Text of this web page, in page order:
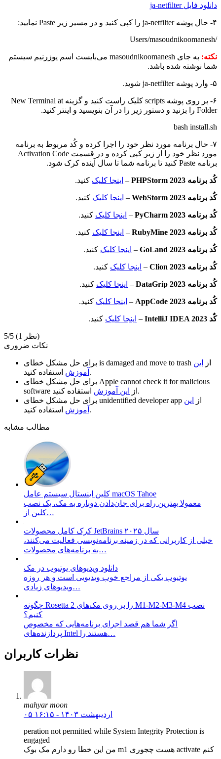
دانلود فایل ja-netfilter
۴- حال پوشه ja-netfilter را کپی کنید و در مسیر زیر Paste نمایید:
/Users/masoudnikoomanesh
نکته:
به جای masoudnikoomanesh می‌بایست اسم یوزرنیم سیستم
شما نوشته شده باشد.
۵- وارد پوشه ja-netfilter شوید.
۶- بر روی پوشه scripts کلیک راست کنید و گزینه New Terminal at
Folder را بزنید و دستور زیر را در آن بنویسید و اینتر کنید.
bash install.sh
۷- حال برنامه مورد نظر خود را اجرا کرده و کُد مربوط به برنامه
مورد نظر خود را از زیر کپی کرده و در قسمت Activation Code
برنامه Paste کنید تا برنامه شما تا سال آینده کرک شود.
کُد برنامه PHPStorm 2023 – اینجا کلیک کنید.
کُد برنامه WebStorm 2023 – اینجا کلیک کنید.
کُد برنامه PyCharm 2023 – اینجا کلیک کنید.
کُد برنامه RubyMine 2023 – اینجا کلیک کنید.
کُد برنامه GoLand 2023 – اینجا کلیک کنید.
کُد برنامه Clion 2023 – اینجا کلیک کنید.
کُد برنامه DataGrip 2023 – اینجا کلیک کنید.
کُد برنامه AppCode 2023 – اینجا کلیک کنید.
کٌد IntelliJ IDEA 2023 – اینجا کلیک کنید.
5/5
(1 نظر)
نکات ضروری
is damaged and move to trash از
این
آموزش استفاده کنید.
Apple cannot check it for malicious
software
از این آموزش
استفاده کنید.
unidentified developer app از
این
آموزش استفاده کنید.
مطالب مشابه
کلین اینستال سیستم عامل macOS Tahoe
معمولا بهترین راه برای جان‌دادن دوباره به مک، یک نصب
کلین از…
کرک کامل محصولات JetBrains سال ۲۰۲۵
خیلی از کاربرانی که در زمینه برنامه‌نویسی فعالیت می‌کنند،
به برنامه‌های محصولات…
دانلود ویدیو‌های یوتیوب در مک
یوتیوب یکی از مراجع خوب ویدیویی است و هر روزه
ویدیو‌های زیادی…
چگونه Rosetta 2 را بر روی مک‌های M1-M2-M3-M4 نصب
کنیم؟
اگر شما هم قصد اجرای برنامه‌هایی که مخصوص
پردازنده‌های Intel هستند را…
نظرات کاربران
mahyar moon
۰۵ اردیبهشت ۱۴۰۳ - ۱۶:۱۵
peration not permitted while System Integrity Protection is
engaged
من این خطا رو دارم مک بوک m1 هست چجوری activate کنم